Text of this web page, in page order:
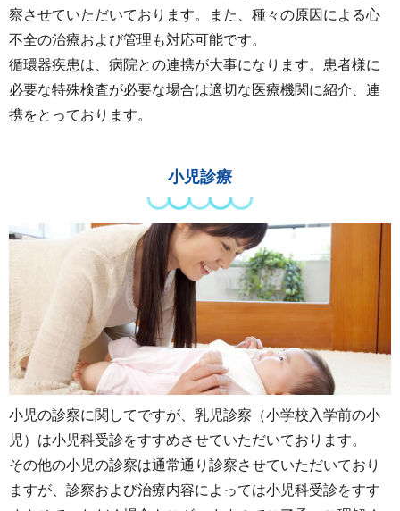
察させていただいております。また、種々の原因による心
不全の治療および管理も対応可能です。
循環器疾患は、病院との連携が大事になります。患者様に
必要な特殊検査が必要な場合は適切な医療機関に紹介、連
携をとっております。
小児診療
小児の診察に関してですが、乳児診察（小学校入学前の小
児）は小児科受診をすすめさせていただいております。
その他の小児の診察は通常通り診察させていただいており
ますが、診察および治療内容によっては小児科受診をすす